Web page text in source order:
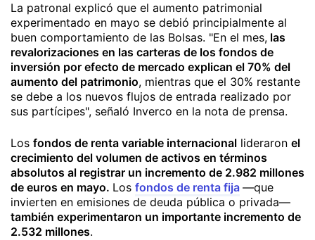
La patronal explicó que el aumento patrimonial
experimentado en mayo se debió principialmente al
buen comportamiento de las Bolsas. "En el mes, las
revalorizaciones en las carteras de los fondos de
inversión por efecto de mercado explican el 70% del
aumento del patrimonio, mientras que el 30% restante
se debe a los nuevos flujos de entrada realizado por
sus partícipes", señaló Inverco en la nota de prensa.
Los fondos de renta variable internacional lideraron el
crecimiento del volumen de activos en términos
absolutos al registrar un incremento de 2.982 millones
de euros en mayo. Los fondos de renta fija —que
invierten en emisiones de deuda pública o privada—
también experimentaron un importante incremento de
2.532 millones.